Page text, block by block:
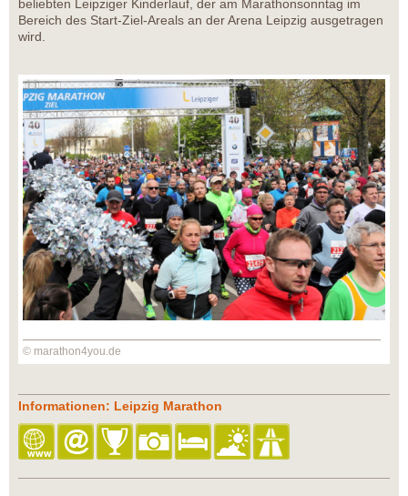
beliebten Leipziger Kinderlauf, der am Marathonsonntag im
Bereich des Start-Ziel-Areals an der Arena Leipzig ausgetragen
wird.
© marathon4you.de
Informationen: Leipzig Marathon